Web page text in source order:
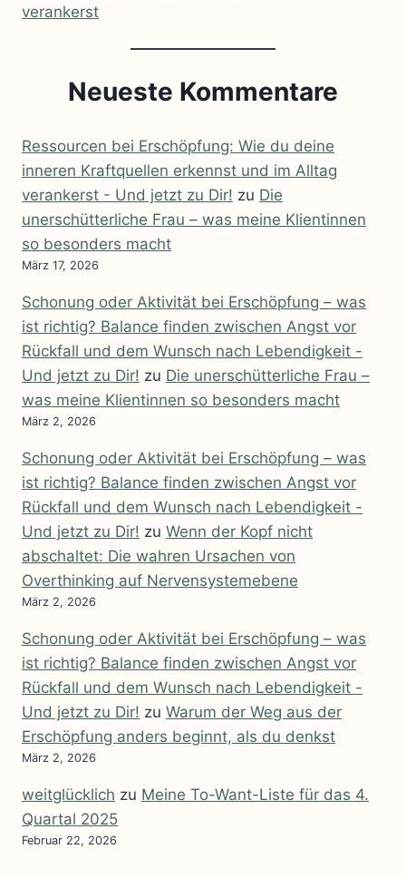
verankerst
Neueste Kommentare
Ressourcen bei Erschöpfung: Wie du deine
inneren Kraftquellen erkennst und im Alltag
verankerst - Und jetzt zu Dir! zu Die
unerschütterliche Frau – was meine Klientinnen
so besonders macht
März 17, 2026
Schonung oder Aktivität bei Erschöpfung – was
ist richtig? Balance finden zwischen Angst vor
Rückfall und dem Wunsch nach Lebendigkeit -
Und jetzt zu Dir! zu Die unerschütterliche Frau –
was meine Klientinnen so besonders macht
März 2, 2026
Schonung oder Aktivität bei Erschöpfung – was
ist richtig? Balance finden zwischen Angst vor
Rückfall und dem Wunsch nach Lebendigkeit -
Und jetzt zu Dir! zu Wenn der Kopf nicht
abschaltet: Die wahren Ursachen von
Overthinking auf Nervensystemebene
März 2, 2026
Schonung oder Aktivität bei Erschöpfung – was
ist richtig? Balance finden zwischen Angst vor
Rückfall und dem Wunsch nach Lebendigkeit -
Und jetzt zu Dir! zu Warum der Weg aus der
Erschöpfung anders beginnt, als du denkst
März 2, 2026
weitglücklich zu Meine To-Want-Liste für das 4.
Quartal 2025
Februar 22, 2026